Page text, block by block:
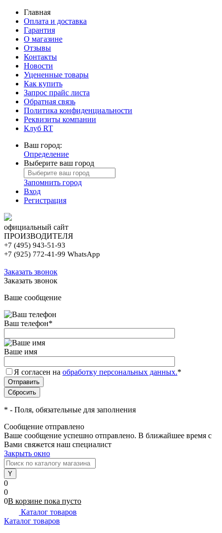
Главная
Оплата и доставка
Гарантия
О магазине
Отзывы
Контакты
Новости
Уцененные товары
Как купить
Запрос прайс листа
Обратная связь
Политика конфиденциальности
Реквизиты компании
Клуб RT
Ваш город:
Определение
Выберите ваш город
Запомнить город
Вход
Регистрация
официальный сайт
ПРОИЗВОДИТЕЛЯ
+7 (495) 943-51-93
+7 (925) 772-41-99 WhatsApp
Заказать звонок
Заказать звонок
Ваше сообщение
Ваш телефон*
Ваше имя
Я согласен на обработку персональных данных.*
* - Поля, обязательные для заполнения
Сообщение отправлено
Ваше сообщение успешно отправлено. В ближайшее время с
Вами свяжется наш специалист
Закрыть окно
0
0
0В корзине пока пусто
Каталог товаров
Каталог товаров